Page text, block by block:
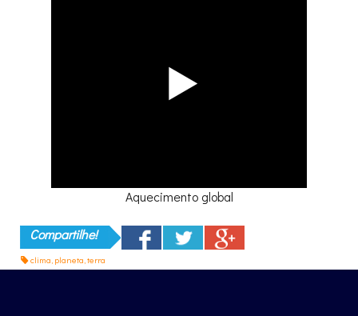
Aquecimento global
Compartilhe!
clima, planeta,terra